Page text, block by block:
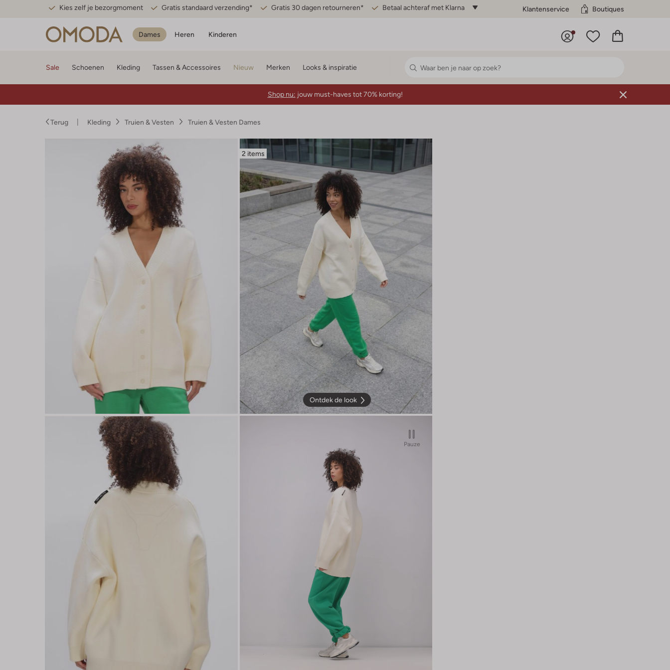
Kies zelf je bezorgmoment Gratis standaard verzending* Gratis 30 dagen retourneren* Betaal achteraf met Klarna Klantenservice Boutiques
Dames Heren Kinderen
Sale Schoenen Kleding Tassen & Accessoires Nieuw Merken Looks & inspiratie
Shop nu: jouw must-haves tot 70% korting!
Terug Kleding Truien & Vesten Truien & Vesten Dames
2 items
Ontdek de look
Pauze